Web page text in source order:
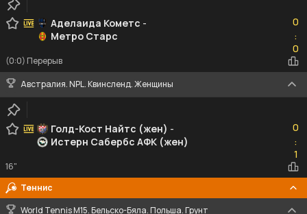
Аделаида Кометс -
Метро Старс
0
:0
0
(0:0) Перерыв
Австралия. NPL. Квинсленд. Женщины
Голд-Кост Найтс (жен) -
Истерн Сабербс АФК (жен)
0
:1
1
16"
Теннис
World Tennis M15. Бельско-Бяла. Польша. Грунт